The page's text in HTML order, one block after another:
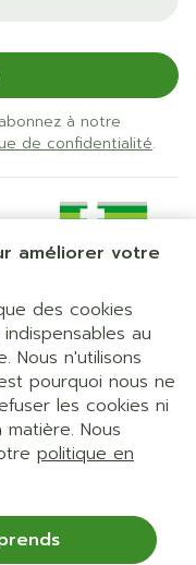
améliorer votre
des cookies
au
Nous n'utilisons
pourquoi nous ne
les cookies ni
Nous
politique en
à notre
de confidentialité.